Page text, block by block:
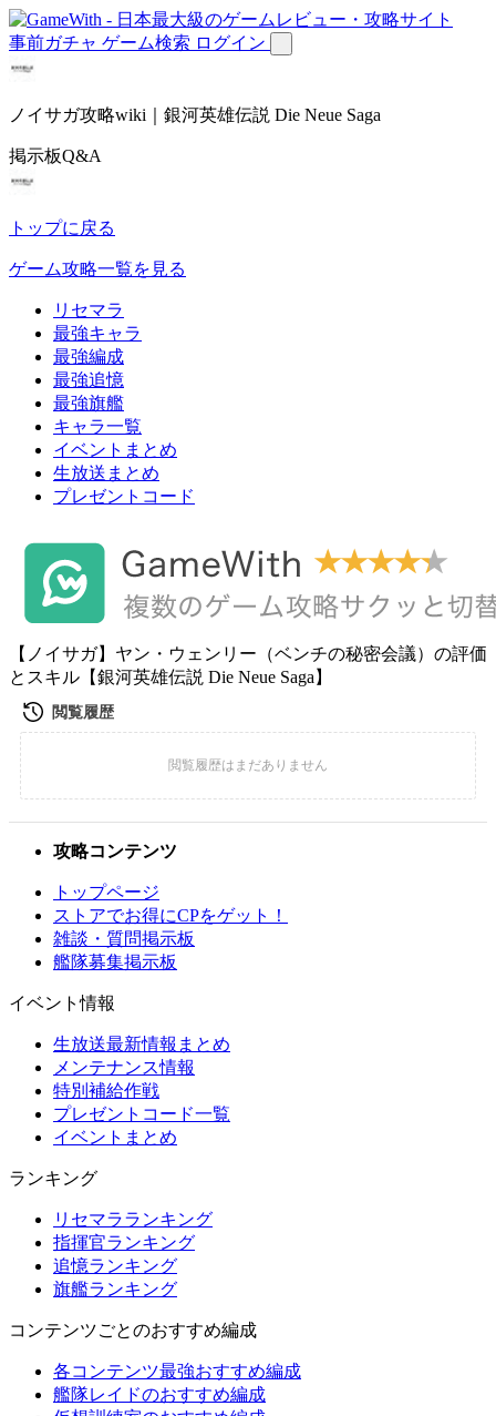
事前ガチャ ゲーム検索 ログイン
ノイサガ攻略wiki｜銀河英雄伝説 Die Neue Saga
掲示板Q&A
トップに戻る
ゲーム攻略一覧を見る
リセマラ
最強キャラ
最強編成
最強追憶
最強旗艦
キャラ一覧
イベントまとめ
生放送まとめ
プレゼントコード
【ノイサガ】ヤン・ウェンリー（ベンチの秘密会議）の評価
とスキル【銀河英雄伝説 Die Neue Saga】
攻略コンテンツ
トップページ
ストアでお得にCPをゲット！
雑談・質問掲示板
艦隊募集掲示板
イベント情報
生放送最新情報まとめ
メンテナンス情報
特別補給作戦
プレゼントコード一覧
イベントまとめ
ランキング
リセマラランキング
指揮官ランキング
追憶ランキング
旗艦ランキング
コンテンツごとのおすすめ編成
各コンテンツ最強おすすめ編成
艦隊レイドのおすすめ編成